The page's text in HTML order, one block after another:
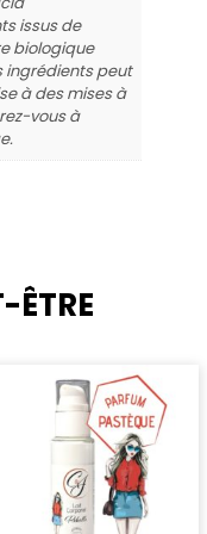
issus de
biologique
ingrédients peut
à des mises à
vous à
ÊTRE